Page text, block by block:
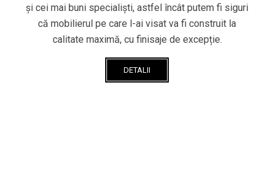
și cei mai buni specialiști, astfel încât putem fi siguri
că mobilierul pe care l-ai visat va fi construit la
calitate maximă, cu finisaje de excepție.
DETALII